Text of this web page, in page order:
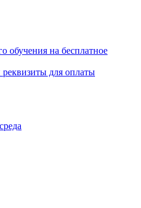
обучения на бесплатное
для оплаты